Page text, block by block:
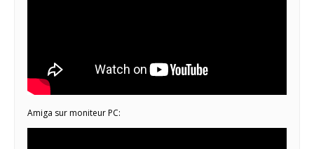
Amiga sur moniteur PC: